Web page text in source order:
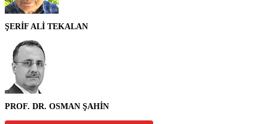
ŞERİF ALİ TEKALAN
PROF. DR. OSMAN ŞAHİN